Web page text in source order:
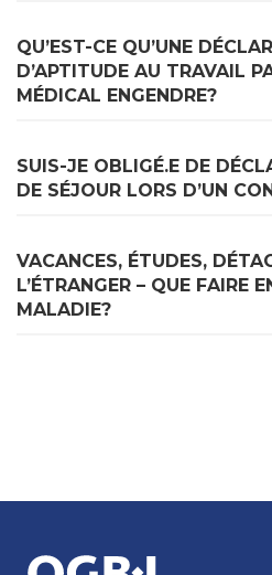
QU’EST-CE QU’UNE
D’APTITUDE AU TRAVAIL
MÉDICAL ENGENDRE?
SUIS-JE OBLIGÉ.E DE
DE SÉJOUR LORS D’UN
VACANCES, ÉTUDES,
L’ÉTRANGER – QUE FAIRE
MALADIE?